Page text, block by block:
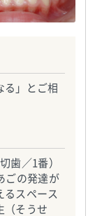
TEL:0484624183
る」とご相
歯／1番）
ごの発達が
るスペース
（そうせ